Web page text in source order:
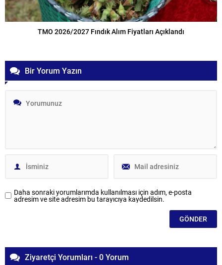
TMO 2026/2027 Fındık Alım Fiyatları Açıklandı
Bir Yorum Yazın
Daha sonraki yorumlarımda kullanılması için adım, e-posta
adresim ve site adresim bu tarayıcıya kaydedilsin.
Ziyaretçi Yorumları - 0 Yorum